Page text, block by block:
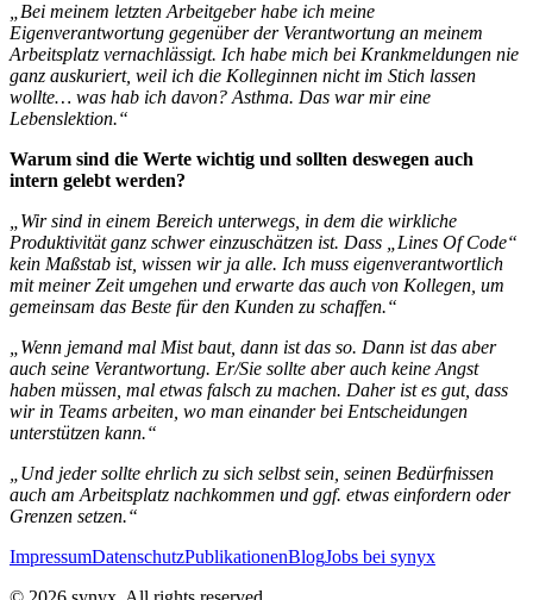
„Bei meinem letzten Arbeitgeber habe ich meine
Eigenverantwortung gegenüber der Verantwortung an meinem
Arbeitsplatz vernachlässigt. Ich habe mich bei Krankmeldungen nie
ganz auskuriert, weil ich die Kolleginnen nicht im Stich lassen
wollte… was hab ich davon? Asthma. Das war mir eine
Lebenslektion.“
Warum sind die Werte wichtig und sollten deswegen auch
intern gelebt werden?
„Wir sind in einem Bereich unterwegs, in dem die wirkliche
Produktivität ganz schwer einzuschätzen ist. Dass „Lines Of Code“
kein Maßstab ist, wissen wir ja alle. Ich muss eigenverantwortlich
mit meiner Zeit umgehen und erwarte das auch von Kollegen, um
gemeinsam das Beste für den Kunden zu schaffen.“
„Wenn jemand mal Mist baut, dann ist das so. Dann ist das aber
auch seine Verantwortung. Er/Sie sollte aber auch keine Angst
haben müssen, mal etwas falsch zu machen. Daher ist es gut, dass
wir in Teams arbeiten, wo man einander bei Entscheidungen
unterstützen kann.“
„Und jeder sollte ehrlich zu sich selbst sein, seinen Bedürfnissen
auch am Arbeitsplatz nachkommen und ggf. etwas einfordern oder
Grenzen setzen.“
ImpressumDatenschutzPublikationenBlogJobs bei synyx